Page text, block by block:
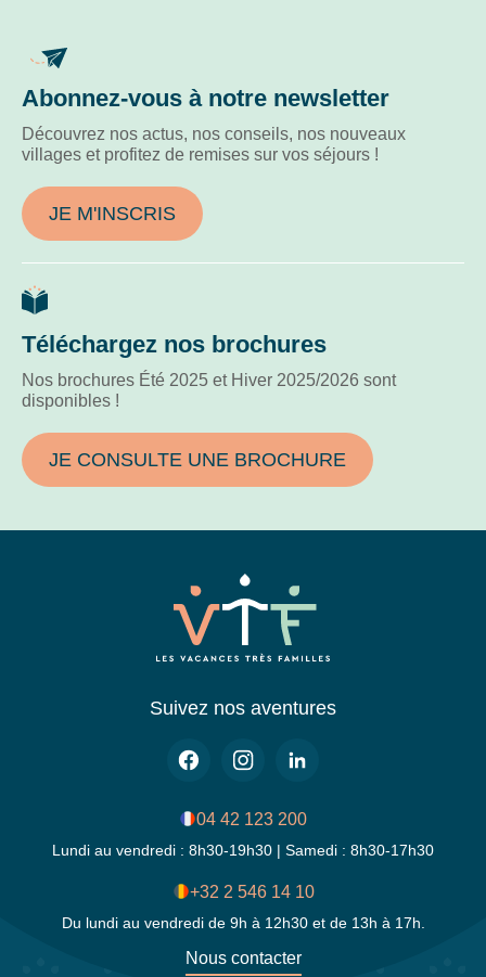
Abonnez-vous à notre newsletter
Découvrez nos actus, nos conseils, nos nouveaux
villages et profitez de remises sur vos séjours !
JE M'INSCRIS
Téléchargez nos brochures
Nos brochures Été 2025 et Hiver 2025/2026 sont
disponibles !
JE CONSULTE UNE BROCHURE
Suivez nos aventures
04 42 123 200
Lundi au vendredi : 8h30-19h30 | Samedi : 8h30-17h30
+32 2 546 14 10
Du lundi au vendredi de 9h à 12h30 et de 13h à 17h.
Nous contacter